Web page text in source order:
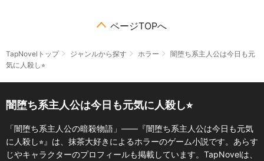
ページTOPへ
TapNovelトップ ジャンルから探す ホラー
闇堕ち系主人公は今日も元
気に人殺し⭐︎
闇堕ち系主人公は今日も元気に人殺し⭐︎
「闇堕ち系主人公の暗殺物語」――『闇堕ち系主人公は今日も元気
に人殺し⭐︎』は、抹茶大好きによるホラーのゲーム小説です。あらす
じやキャラクターのプロフィールも掲載しています。TapNovelは、